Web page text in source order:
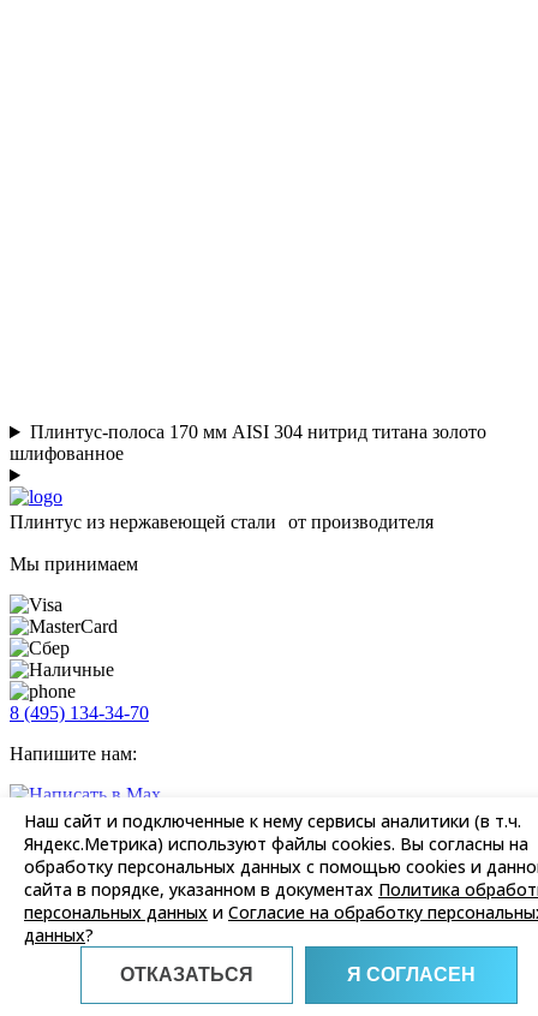
Плинтус-полоса 170 мм AISI 304 нитрид титана золото
шлифованное
Плинтус из нержавеющей стали от производителя
Мы принимаем
8 (495) 134-34-70
Напишите нам:
zakaz@plintusnerzhaveyushchii.ru
Почта для заказов
Заказать обратный звонок
улица 1В, подъезд №1, этаж 3, офис 1329
Наш сайт и подключенные к нему сервисы аналитики (в т.ч.
Яндекс.Метрика) используют файлы cookies. Вы согласны на
обработку персональных данных с помощью cookies и
сайта в порядке, указанном в документах Политика
персональных данных и Согласие на обработку
данных?
ОТКАЗАТЬСЯ Я СОГЛАСЕН